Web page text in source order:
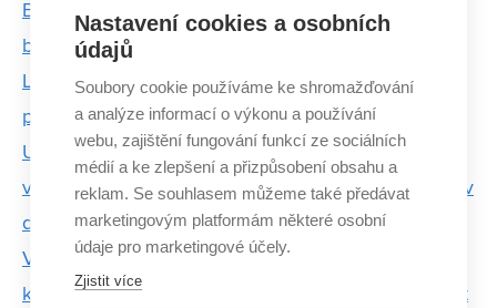
Biofyzika je náročný obor vyžadující znalosti
biologie i technickou zdatnost, říká oceněný Čmiel
Laboratoř v chytrém telefonu umožní analýzy na
počkání a za zlomek ceny
Unikátní robotický skener otevírá nové možnosti
využití termovize v medicíně. Uplatnění ale najde i v
dalších odvětvích
Vědci z FEKT VUT se spolupodílí na vývoji chytré
křižovatky. Ta by mohla zefektivnit dopravu a zajistit
Nastavení cookies a osobních
údajů
Soubory cookie používáme ke shromažďování
a analýze informací o výkonu a používání
webu, zajištění fungování funkcí ze sociálních
médií a ke zlepšení a přizpůsobení obsahu a
reklam. Se souhlasem můžeme také předávat
marketingovým platformám některé osobní
údaje pro marketingové účely.
Zjistit více